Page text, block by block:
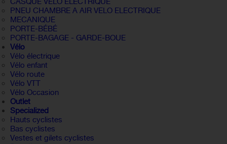
PNEU CHAMBRE A AIR VELO ELECTRIQUE
MECANIQUE
PORTE-BÉBÉ
PORTE-BAGAGE - GARDE-BOUE
Vélo
Vélo électrique
Vélo enfant
Vélo route
Vélo VTT
Vélo Occasion
Outlet
Specialized
Hauts cyclistes
Bas cyclistes
Vestes et gilets cyclistes